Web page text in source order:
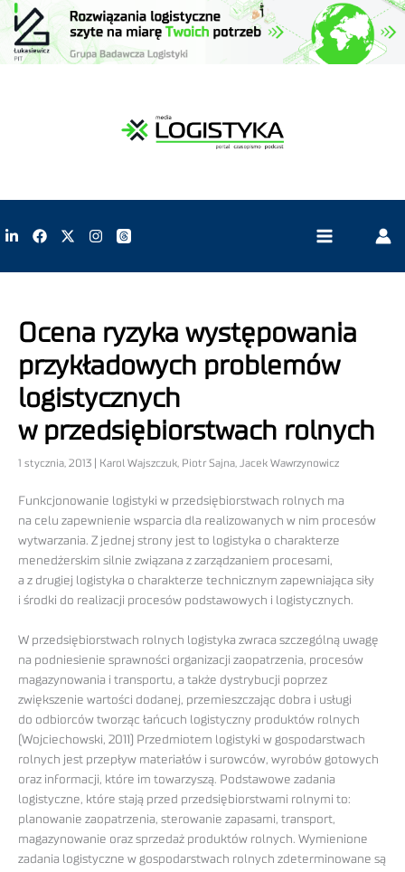
Ocena ryzyka występowania
przykładowych problemów
logistycznych
w przedsiębiorstwach rolnych
1 stycznia, 2013 | Karol Wajszczuk, Piotr Sajna, Jacek Wawrzynowicz
Funkcjonowanie logistyki w przedsiębiorstwach rolnych ma
na celu zapewnienie wsparcia dla realizowanych w nim procesów
wytwarzania. Z jednej strony jest to logistyka o charakterze
menedżerskim silnie związana z zarządzaniem procesami,
a z drugiej logistyka o charakterze technicznym zapewniająca siły
i środki do realizacji procesów podstawowych i logistycznych.
W przedsiębiorstwach rolnych logistyka zwraca szczególną uwagę
na podniesienie sprawności organizacji zaopatrzenia, procesów
magazynowania i transportu, a także dystrybucji poprzez
zwiększenie wartości dodanej, przemieszczając dobra i usługi
do odbiorców tworząc łańcuch logistyczny produktów rolnych
(Wojciechowski, 2011) Przedmiotem logistyki w gospodarstwach
rolnych jest przepływ materiałów i surowców, wyrobów gotowych
oraz informacji, które im towarzyszą. Podstawowe zadania
logistyczne, które stają przed przedsiębiorstwami rolnymi to:
planowanie zaopatrzenia, sterowanie zapasami, transport,
magazynowanie oraz sprzedaż produktów rolnych. Wymienione
zadania logistyczne w gospodarstwach rolnych zdeterminowane są